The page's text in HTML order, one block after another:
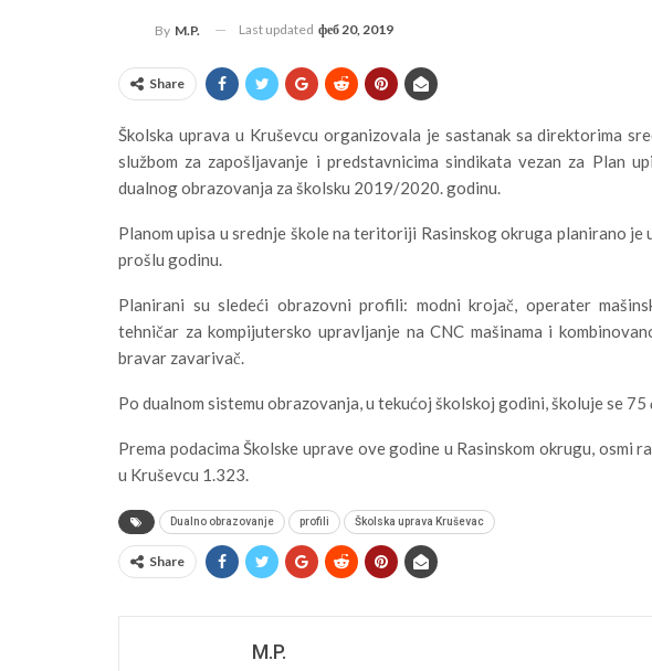
By M.P. Last updated феб 20, 2019
Share
Školska uprava u Kruševcu organizovala je sastanak sa direktorima
službom za zapošljavanje i predstavnicima sindikata vezan za Plan
dualnog obrazovanja za školsku 2019/2020. godinu.
Planom upisa u srednje škole na teritoriji Rasinskog okruga planirano je
prošlu godinu.
Planirani su sledeći obrazovni profili: modni krojač, operater
tehničar za kompijutersko upravljanje na CNC mašinama i
bravar zavarivač.
Po dualnom sistemu obrazovanja, u tekućoj školskoj godini, školuje se 75
Prema podacima Školske uprave ove godine u Rasinskom okrugu, osmi
u Kruševcu 1.323.
Dualno obrazovanje profili Školska uprava Kruševac
Share
M.P.